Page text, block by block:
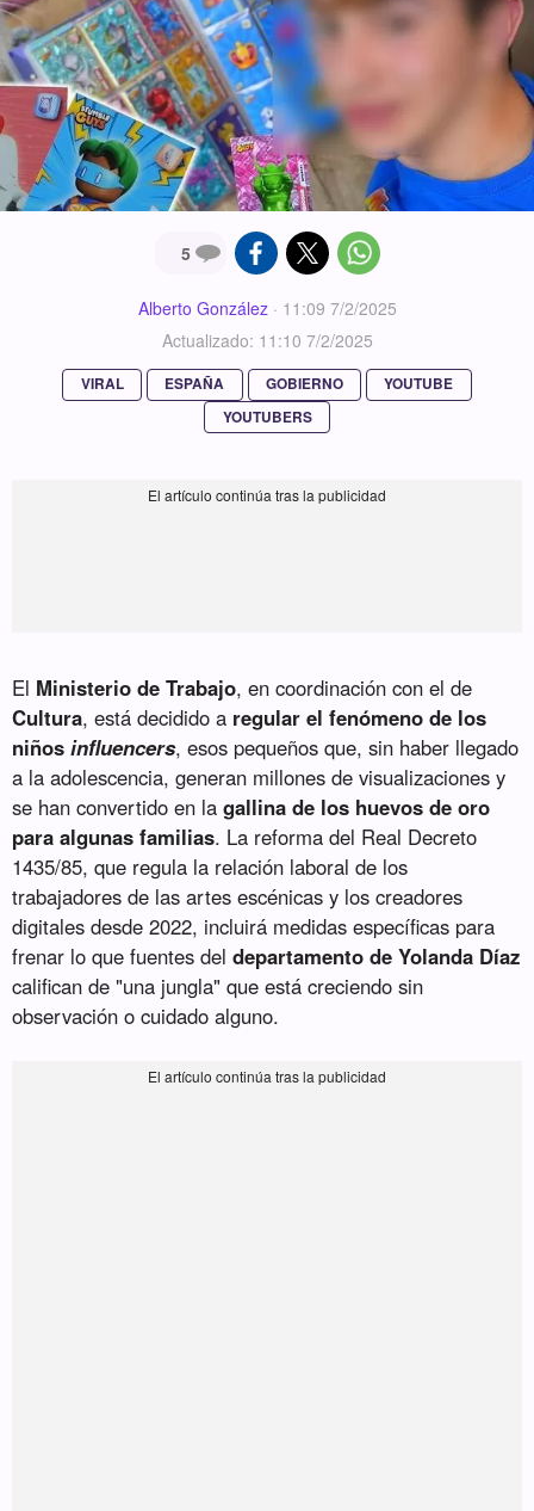
5
Alberto González· 11:09 7/2/2025
Actualizado: 11:10 7/2/2025
VIRAL ESPAÑA GOBIERNO
YOUTUBE
YOUTUBERS
El Ministerio de Trabajo, en coordinación con el de
Cultura, está decidido a regular el fenómeno de los
niñosinfluencers, esos pequeños que, sin haber llegado
a la adolescencia, generan millones de visualizaciones y
se han convertido en lagallina de los huevos de oro
para algunas familias. La reforma del Real Decreto
1435/85, que regula la relación laboral de los
trabajadores de las artes escénicas y los creadores
digitales desde 2022, incluirá medidas específicas para
frenar lo que fuentes deldepartamento de Yolanda Díaz
califican de "una jungla" que está creciendo sin
observación o cuidado alguno.